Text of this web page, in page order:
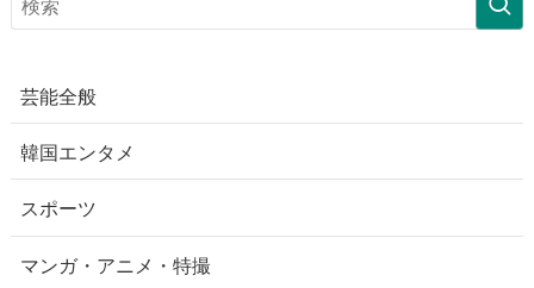
芸能全般
韓国エンタメ
スポーツ
マンガ・アニメ・特撮